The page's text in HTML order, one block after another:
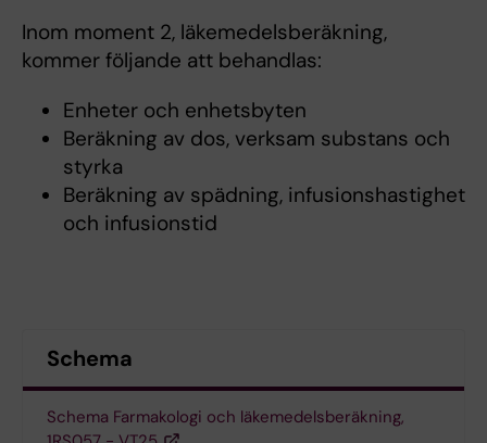
Inom moment 2, läkemedelsberäkning,
kommer följande att behandlas:
Enheter och enhetsbyten
Beräkning av dos, verksam substans och
styrka
Beräkning av spädning, infusionshastighet
och infusionstid
Schema
Schema Farmakologi och läkemedelsberäkning,